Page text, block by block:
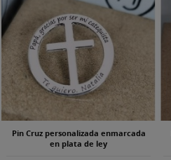
Pin Cruz personalizada enmarcada
en plata de ley